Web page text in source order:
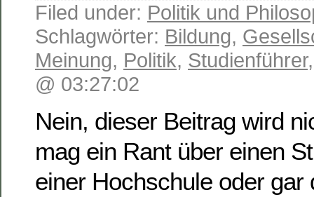
Filed under: Politik und
Schlagwörter: Bildung,
Meinung, Politik, Studienführer
@ 03:27:02
Nein, dieser Beitrag wird
mag ein Rant über einen
einer Hochschule oder gar